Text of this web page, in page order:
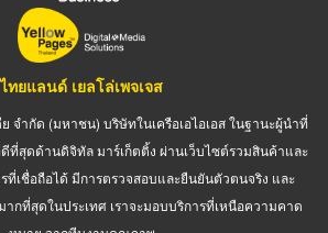
ไทยแลนด์ เยลโล่เพจเจส
จำกัด (มหาชน) บริษัทในเครือเอไอเอส ในฐานะผู้นำที่
สุดด้านดิจิทัล มาร์เก็ตติ้ง ผ่านเว็บไซต์รวมสินค้าและ
ที่เชื่อถือได้ มีการตรวจสอบและยืนยันตัวตนจริง และ
กที่สุดในประเทศ เราจะมอบบริการที่เหนือความคาด